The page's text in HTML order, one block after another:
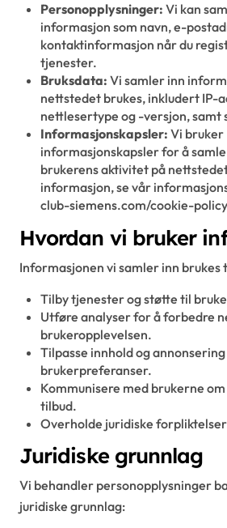
Personopplysninger: Vi kan
informasjon som navn, e-
kontaktinformasjon når du
tjenester.
Bruksdata: Vi samler inn
nettstedet brukes, inkludert IP-
nettlesertype og -versjon, samt
Informasjonskapsler: Vi bruker
informasjonskapsler for å
brukerens aktivitet på
informasjon, se vår
club-siemens.com/cookie-
Hvordan vi bruker
Informasjonen vi samler inn
Tilby tjenester og støtte til
Utføre analyser for å forbedre
brukeropplevelsen.
Tilpasse innhold og
brukerpreferanser.
Kommunisere med brukerne
tilbud.
Overholde juridiske
Juridiske grunnlag
Vi behandler personopplysninger
juridiske grunnlag: